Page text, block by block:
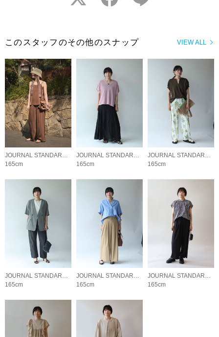
VIEW ALL
このスタッフのその他のスナップ
165cm
165cm
165cm
165cm
165cm
165cm